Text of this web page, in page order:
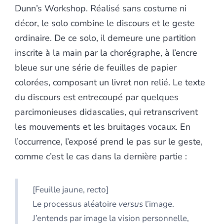
Dunn’s Workshop. Réalisé sans costume ni
décor, le solo combine le discours et le geste
ordinaire. De ce solo, il demeure une partition
inscrite à la main par la chorégraphe, à l’encre
bleue sur une série de feuilles de papier
colorées, composant un livret non relié. Le texte
du discours est entrecoupé par quelques
parcimonieuses didascalies, qui retranscrivent
les mouvements et les bruitages vocaux. En
l’occurrence, l’exposé prend le pas sur le geste,
comme c’est le cas dans la dernière partie :
[Feuille jaune, recto]
Le processus aléatoire versus l’image.
J’entends par image la vision personnelle,